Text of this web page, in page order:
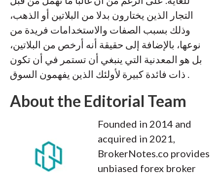
التجار الذين يختارون بدلا من البلاتين أو الذهب،
وذلك بسبب الصفات والاستخدامات فريدة من
نوعها، بالإضافة إلى حقيقة أنه أرخص من البلاتين،
بل هو المعدنية التي ينبغي أن تستمر في أن تكون
ذات فائدة كبيرة لأولئك الذين يفهمون السوق .
About the Editorial Team
Founded in 2014 and
acquired in 2021,
BrokerNotes.co provides
unbiased forex broker